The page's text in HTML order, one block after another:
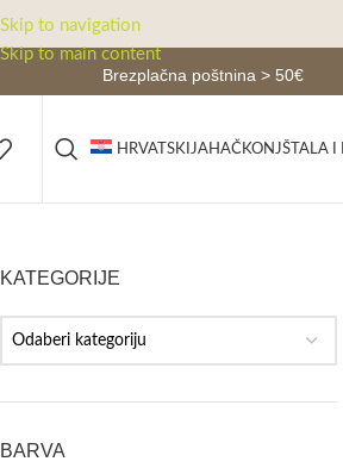
Skip to navigation
Skip to main content
Brezplačna poštnina > 50€
HRVATSKI JAHAČKONJŠTALA I
KATEGORIJE
Odaberi kategoriju
BARVA